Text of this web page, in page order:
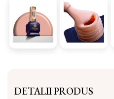
DETALII PRODUS